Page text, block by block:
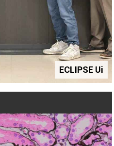
ECLIPSE Ui